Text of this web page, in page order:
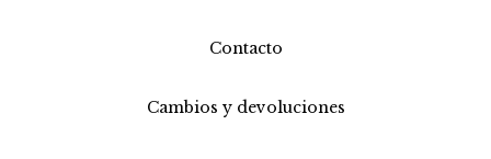
Contacto
Cambios y devoluciones